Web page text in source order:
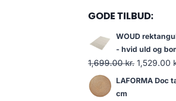
GODE TILBUD:
WOUD
- hvid uld og
1,699.00kr. 1,529.00
LAFORMA Doc
cm